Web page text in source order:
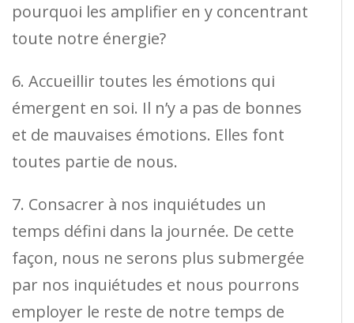
pourquoi les amplifier en y concentrant
toute notre énergie?
6. Accueillir toutes les émotions qui
émergent en soi. Il n’y a pas de bonnes
et de mauvaises émotions. Elles font
toutes partie de nous.
7. Consacrer à nos inquiétudes un
temps défini dans la journée. De cette
façon, nous ne serons plus submergée
par nos inquiétudes et nous pourrons
employer le reste de notre temps de